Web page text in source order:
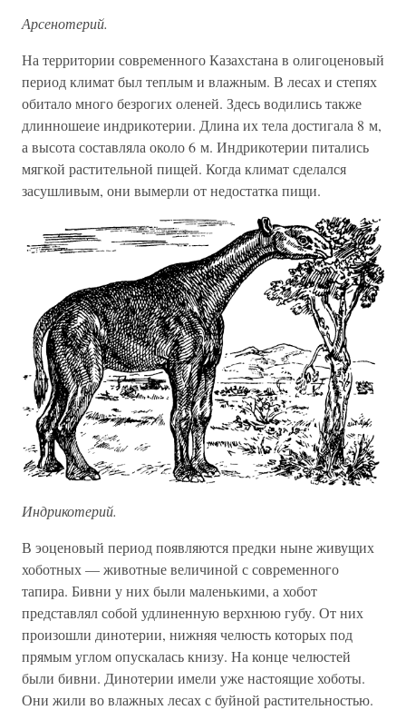
Арсенотерий.
На территории современного Казахстана в олигоценовый
период климат был теплым и влажным. В лесах и степях
обитало много безрогих оленей. Здесь водились также
длинношеие индрикотерии. Длина их тела достигала 8 м,
а высота составляла около 6 м. Индрикотерии питались
мягкой растительной пищей. Когда климат сделался
засушливым, они вымерли от недостатка пищи.
Индрикотерий.
В эоценовый период появляются предки ныне живущих
хоботных — животные величиной с современного
тапира. Бивни у них были маленькими, а хобот
представлял собой удлиненную верхнюю губу. От них
произошли динотерии, нижняя челюсть которых под
прямым углом опускалась книзу. На конце челюстей
были бивни. Динотерии имели уже настоящие хоботы.
Они жили во влажных лесах с буйной растительностью.